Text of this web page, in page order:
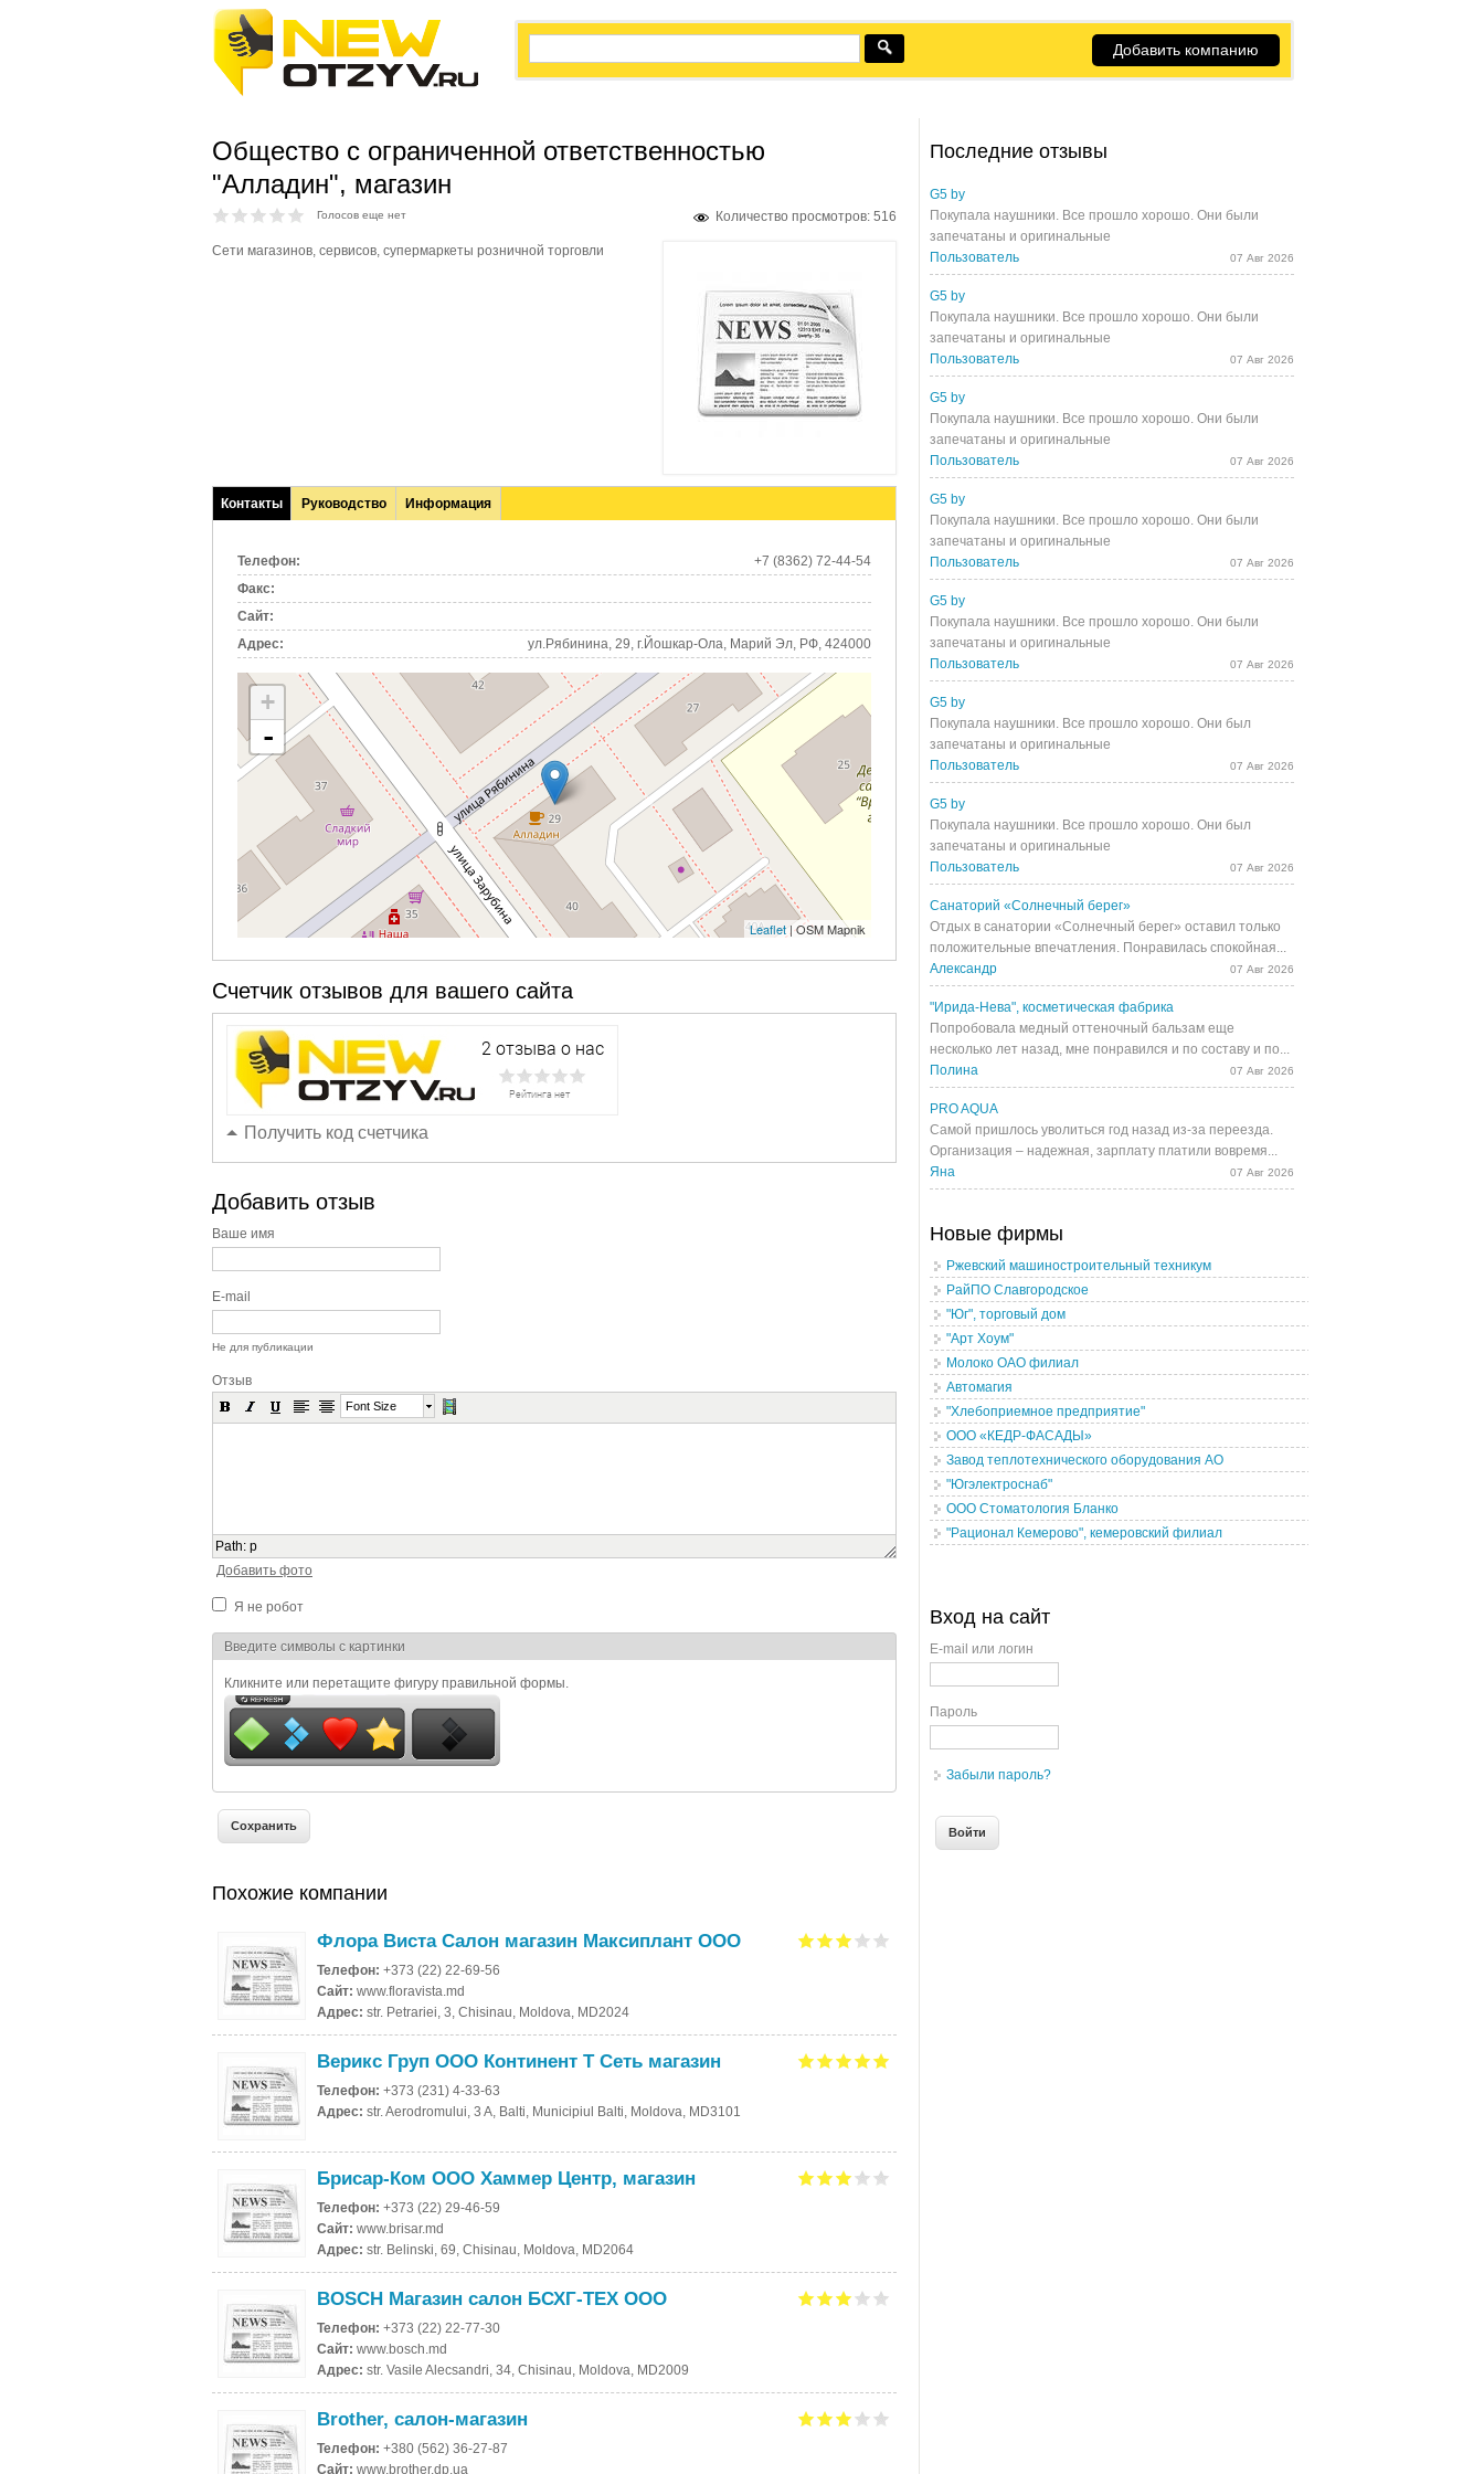
Добавить компанию
Общество с ограниченной ответственностью
"Алладин", магазин
Количество просмотров: 516
Голосов еще нет
Сети магазинов, сервисов, супермаркеты розничной торговли
Контакты
(активная
Руководство Информация
Телефон:
+7 (8362) 72-44-54
Факс:
Сайт:
Адрес:
ул.Рябинина, 29, г.Йошкар-Ола, Марий Эл, РФ, 424000
+
-
Leaflet | OSM Mapnik
Счетчик отзывов для вашего сайта
Получить код счетчика
Добавить отзыв
Ваше имя
E-mail
Не для публикации
Отзыв
Font Size
Path: p
Добавить фото
Я не робот
Я спамер
Введите символы с картинки
Кликните или перетащите фигуру правильной формы.
Похожие компании
Флора Виста Салон магазин Максиплант ООО
Телефон: +373 (22) 22-69-56
Сайт: www.floravista.md
Адрес: str. Petrariei, 3, Chisinau, Moldova, MD2024
Верикс Груп ООО Континент Т Сеть магазин
Телефон: +373 (231) 4-33-63
Адрес: str. Aerodromului, 3 A, Balti, Municipiul Balti, Moldova, MD3101
Брисар-Ком ООО Хаммер Центр, магазин
Телефон: +373 (22) 29-46-59
Сайт: www.brisar.md
Адрес: str. Belinski, 69, Chisinau, Moldova, MD2064
BOSCH Магазин салон БСХГ-ТЕХ ООО
Телефон: +373 (22) 22-77-30
Сайт: www.bosch.md
Адрес: str. Vasile Alecsandri, 34, Chisinau, Moldova, MD2009
Brother, салон-магазин
Телефон: +380 (562) 36-27-87
Сайт: www.brother.dp.ua
Последние отзывы
G5 by
Покупала наушники. Все прошло хорошо. Они были
запечатаны и оригинальные
Пользователь
07 Авг 2026
G5 by
Покупала наушники. Все прошло хорошо. Они были
запечатаны и оригинальные
Пользователь
07 Авг 2026
G5 by
Покупала наушники. Все прошло хорошо. Они были
запечатаны и оригинальные
Пользователь
07 Авг 2026
G5 by
Покупала наушники. Все прошло хорошо. Они были
запечатаны и оригинальные
Пользователь
07 Авг 2026
G5 by
Покупала наушники. Все прошло хорошо. Они были
запечатаны и оригинальные
Пользователь
07 Авг 2026
G5 by
Покупала наушники. Все прошло хорошо. Они был
запечатаны и оригинальные
Пользователь
07 Авг 2026
G5 by
Покупала наушники. Все прошло хорошо. Они был
запечатаны и оригинальные
Пользователь
07 Авг 2026
Санаторий «Солнечный берег»
Отдых в санатории «Солнечный берег» оставил только
положительные впечатления. Понравилась спокойная...
Александр
07 Авг 2026
"Ирида-Нева", косметическая фабрика
Попробовала медный оттеночный бальзам еще
несколько лет назад, мне понравился и по составу и по...
Полина
07 Авг 2026
PRO AQUA
Самой пришлось уволиться год назад из-за переезда.
Организация – надежная, зарплату платили вовремя...
Яна
07 Авг 2026
Новые фирмы
Ржевский машиностроительный техникум
РайПО Славгородское
"Юг", торговый дом
"Арт Хоум"
Молоко ОАО филиал
Автомагия
"Хлебоприемное предприятие"
ООО «КЕДР-ФАСАДЫ»
Завод теплотехнического оборудования АО
"Югэлектроснаб"
ООО Стоматология Бланко
"Рационал Кемерово", кемеровский филиал
Вход на сайт
E-mail или логин
Пароль
Забыли пароль?